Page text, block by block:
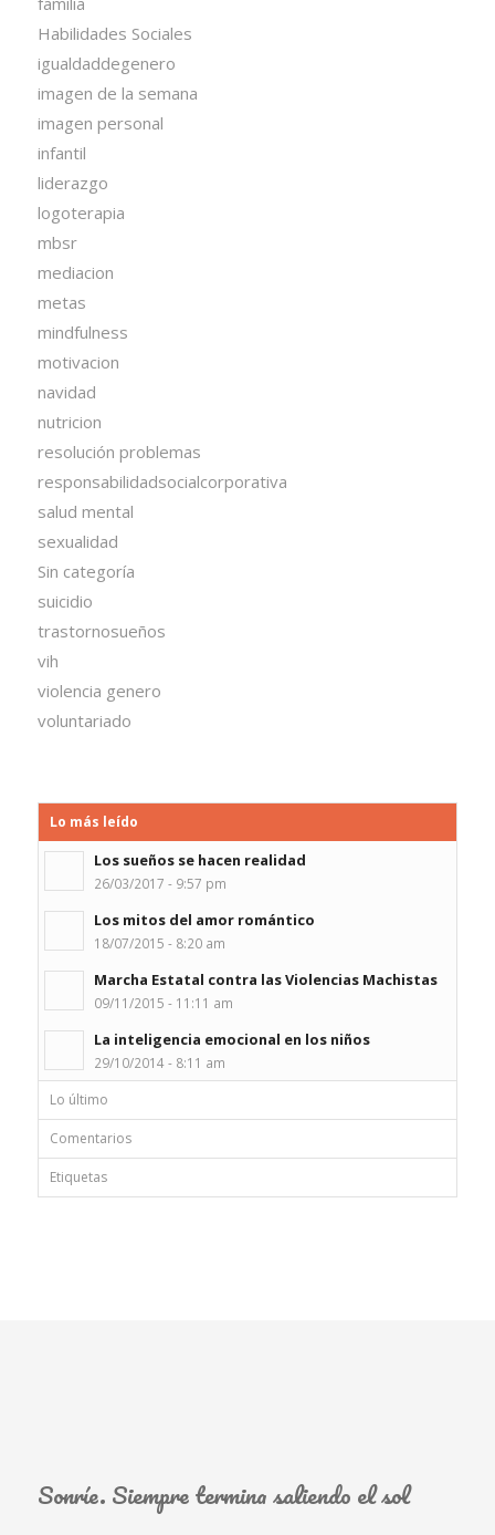
Habilidades Sociales
igualdaddegenero
imagen de la semana
imagen personal
infantil
liderazgo
logoterapia
mbsr
mediacion
metas
mindfulness
motivacion
navidad
nutricion
resolución problemas
responsabilidadsocialcorporativa
salud mental
sexualidad
Sin categoría
suicidio
trastornosueños
vih
violencia genero
voluntariado
Lo más leído
Los sueños se hacen realidad
26/03/2017 - 9:57 pm
Los mitos del amor romántico
18/07/2015 - 8:20 am
Marcha Estatal contra las Violencias Machistas
09/11/2015 - 11:11 am
La inteligencia emocional en los niños
29/10/2014 - 8:11 am
Lo último
Comentarios
Etiquetas
Sonríe. Siempre termina saliendo el sol